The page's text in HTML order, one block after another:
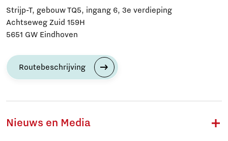
Strijp-T, gebouw TQ5, ingang 6, 3e verdieping
Achtseweg Zuid 159H
5651 GW Eindhoven
Routebeschrijving
Nieuws en Media